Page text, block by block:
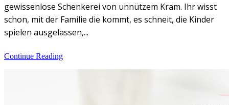
gewissenlose Schenkerei von unnützem Kram. Ihr wisst
schon, mit der Familie die kommt, es schneit, die Kinder
spielen ausgelassen,...
Continue Reading